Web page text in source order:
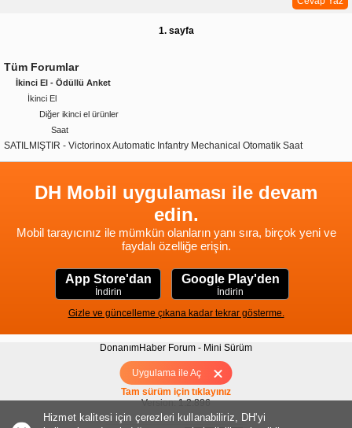
Uygulama ile Aç
1. sayfa
Tüm Forumlar
İkinci El - Ödüllü Anket
İkinci El
Diğer ikinci el ürünler
Saat
SATILMIŞTIR - Victorinox Automatic Infantry Mechanical Otomatik Saat
DH Mobil uygulaması ile devam
edin.
Mobil tarayıcınız ile mümkün olanların yanı sıra, birçok yeni ve
faydalı özelliğe erişin.
App Store'dan
İndirin
Google Play'den
İndirin
Gizle ve güncelleme çıkana kadar tekrar gösterme.
DonanımHaber Forum - Mini Sürüm
Hakkımızda|Yukarı
Tam sürüm için tıklayınız
Version: 1.2.896
Hizmet kalitesi için çerezleri kullanabiliriz, DH'yi